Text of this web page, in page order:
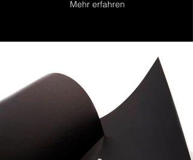
Mehr erfahren